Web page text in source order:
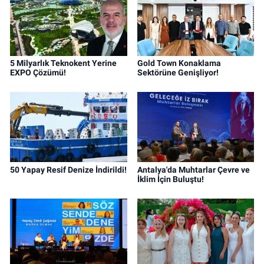
5 Milyarlık Teknokent Yerine
EXPO Çözümü!
Gold Town Konaklama
Sektörüne Genişliyor!
50 Yapay Resif Denize İndirildi!
Antalya'da Muhtarlar Çevre ve
İklim İçin Buluştu!